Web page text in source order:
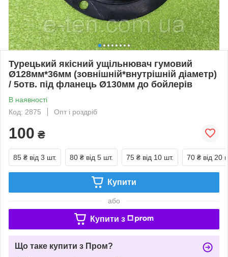
Турецький якісний ущільнювач гумовий
Ø128мм*36мм (зовнішній*внутрішній діаметр)
/ 5отв. під фланець Ø130мм до бойлерів
В наявності
Код: 2875
Опт і роздріб
100 ₴
85 ₴ від 3 шт. 80 ₴ від 5 шт. 75 ₴ від 10 шт. 70 ₴ від 20
Купити
або
Купити з
Що таке купити з Пром?